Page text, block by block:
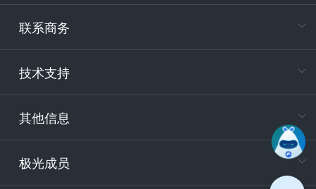
联系商务
技术支持
其他信息
极光成员
电
400-
技